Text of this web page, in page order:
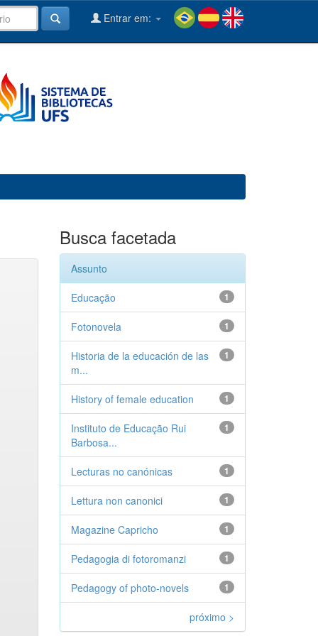
Entrar em:
Busca facetada
Assunto
1
Educação
1
Fotonovela
1
Historia de la educación de las
m...
1
History of female education
1
Instituto de Educação Rui
Barbosa...
1
Lecturas no canónicas
1
Lettura non canonici
1
Magazine Capricho
1
Pedagogia di fotoromanzi
1
Pedagogy of photo-novels
próximo >